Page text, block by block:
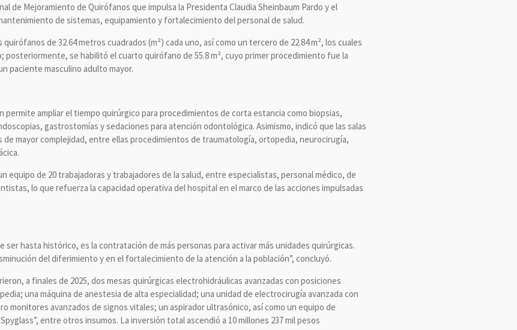
de Mejoramiento de Quirófanos que impulsa la Presidenta Claudia Sheinbaum Pardo y el
de sistemas, equipamiento y fortalecimiento del personal de salud.
de 32.64 metros cuadrados (m²) cada uno, así como un tercero de 22.84 m², los cuales
posteriormente, se habilitó el cuarto quirófano de 55.8 m², cuyo primer procedimiento fue la
paciente masculino adulto mayor.
permite ampliar el tiempo quirúrgico para procedimientos de corta estancia como biopsias,
gastrostomías y sedaciones para atención odontológica. Asimismo, indicó que las salas
mayor complejidad, entre ellas procedimientos de traumatología, ortopedia, neurocirugía,
equipo de 20 trabajadoras y trabajadores de la salud, entre especialistas, personal médico, de
lo que refuerza la capacidad operativa del hospital en el marco de las acciones impulsadas
ser hasta histórico, es la contratación de más personas para activar más unidades quirúrgicas.
del diferimiento y en el fortalecimiento de la atención a la población”, concluyó.
a finales de 2025, dos mesas quirúrgicas electrohidráulicas avanzadas con posiciones
una máquina de anestesia de alta especialidad; una unidad de electrocirugía avanzada con
monitores avanzados de signos vitales; un aspirador ultrasónico, así como un equipo de
entre otros insumos. La inversión total ascendió a 10 millones 237 mil pesos